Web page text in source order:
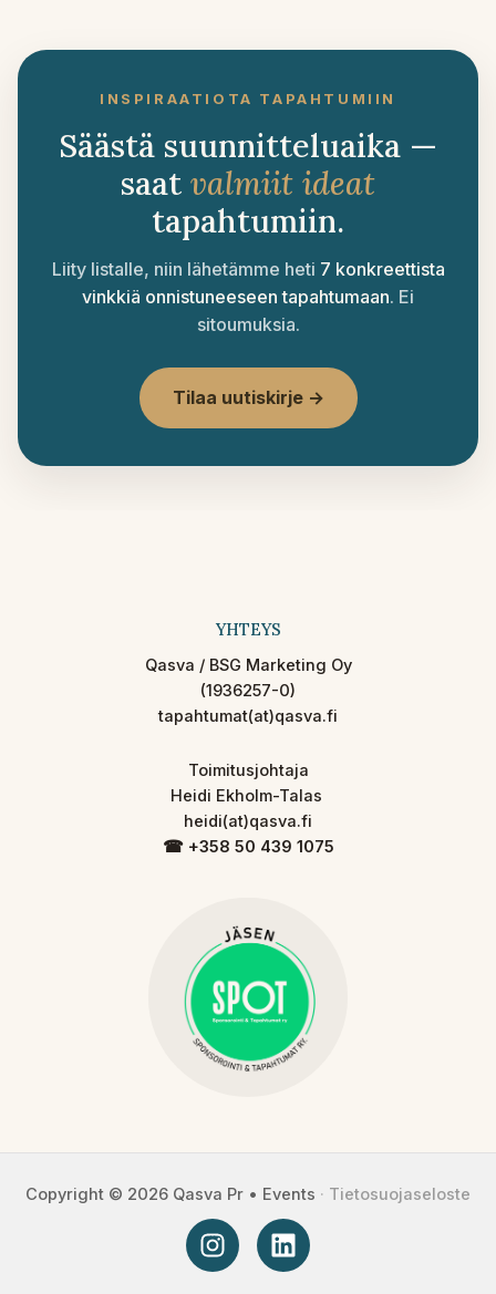
INSPIRAATIOTA TAPAHTUMIIN
Säästä suunnitteluaika —
saat valmiit ideat
tapahtumiin.
Liity listalle, niin lähetämme heti 7 konkreettista
vinkkiä onnistuneeseen tapahtumaan. Ei
sitoumuksia.
Tilaa uutiskirje →
YHTEYS
Qasva / BSG Marketing Oy
(1936257-0)
tapahtumat(at)qasva.fi
Toimitusjohtaja
Heidi Ekholm-Talas
heidi(at)qasva.fi
☎︎ +358 50 439 1075
Copyright © 2026 Qasva Pr • Events · Tietosuojaseloste